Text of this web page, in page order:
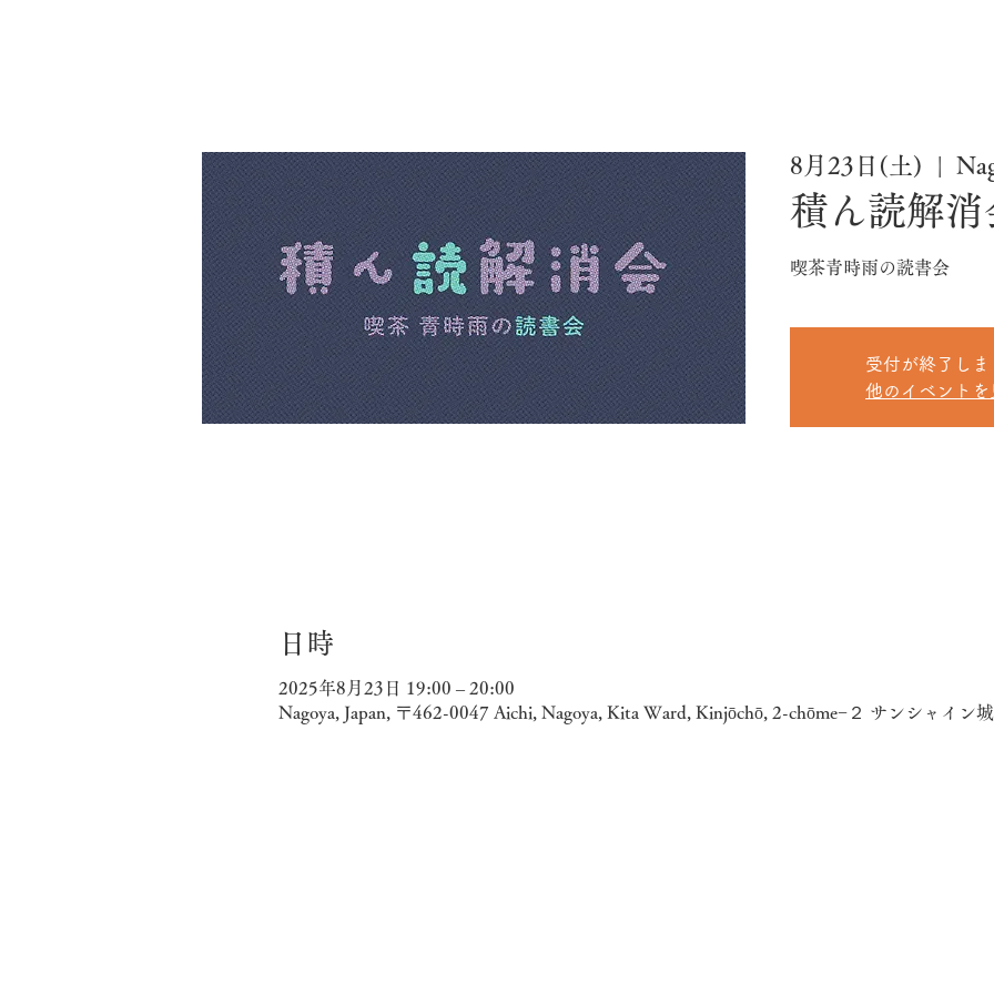
8月23日(土)
  |
積ん読解消
喫茶青時雨の読書会
受付が終了しま
他のイベントを
日時
2025年8月23日 19:00 – 20:00
Nagoya, Japan, 〒462-0047 Aichi, Nagoya, Kita Ward, Kinjōchō, 2-chōme−２ サンシャイン